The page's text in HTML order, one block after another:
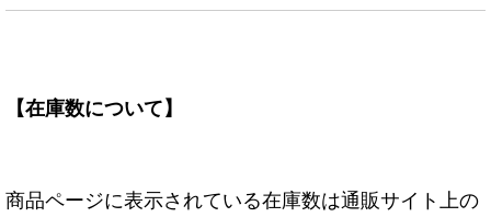
【在庫数について】
商品ページに表示されている在庫数は通販サイト上の